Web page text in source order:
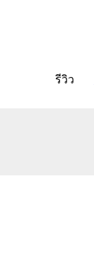
รีวิว